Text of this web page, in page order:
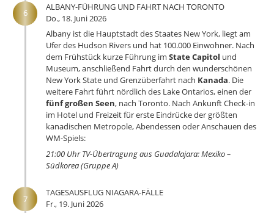
6
ALBANY-FÜHRUNG UND FAHRT NACH TORONTO
Do., 18. Juni 2026
Albany ist die Hauptstadt des Staates New York, liegt am
Ufer des Hudson Rivers und hat 100.000 Einwohner. Nach
dem Frühstück kurze Führung im State Capitol und
Museum, anschließend Fahrt durch den wunderschönen
New York State und Grenzüberfahrt nach Kanada. Die
weitere Fahrt führt nördlich des Lake Ontarios, einen der
fünf großen Seen, nach Toronto. Nach Ankunft Check-in
im Hotel und Freizeit für erste Eindrücke der größten
kanadischen Metropole, Abendessen oder Anschauen des
WM-Spiels:
21:00 Uhr TV-Übertragung aus Guadalajara: Mexiko –
Südkorea (Gruppe A)
7
TAGESAUSFLUG NIAGARA-FÄLLE
Fr., 19. Juni 2026